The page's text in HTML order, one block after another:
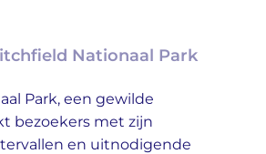
Nationaal Park
Park, een gewilde
bezoekers met zijn
en uitnodigende